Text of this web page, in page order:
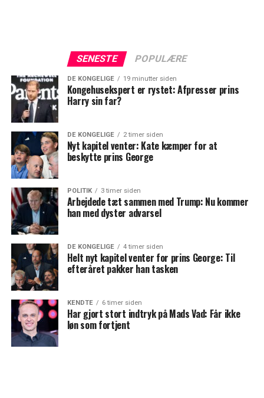
SENESTE POPULÆRE
DE KONGELIGE 19 minutter siden
Kongehusekspert er rystet: Afpresser prins
Harry sin far?
DE KONGELIGE 2 timer siden
Nyt kapitel venter: Kate kæmper for at
beskytte prins George
POLITIK 3 timer siden
Arbejdede tæt sammen med Trump: Nu kommer
han med dyster advarsel
DE KONGELIGE 4 timer siden
Helt nyt kapitel venter for prins George: Til
efteråret pakker han tasken
KENDTE 6 timer siden
Har gjort stort indtryk på Mads Vad: Får ikke
løn som fortjent